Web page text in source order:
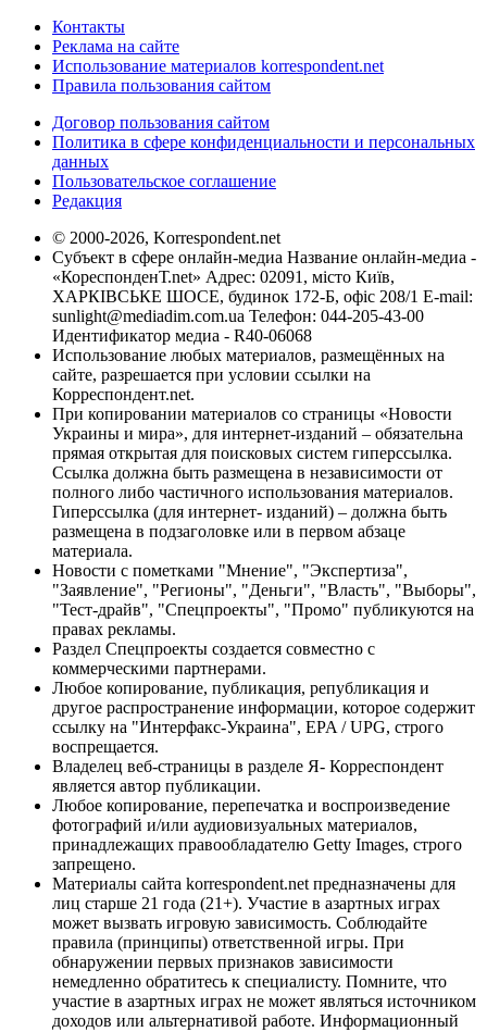
Контакты
Реклама на сайте
Использование материалов korrespondent.net
Правила пользования сайтом
Договор пользования сайтом
Политика в сфере конфиденциальности и персональных
данных
Пользовательское соглашение
Редакция
© 2000-2026, Korrespondent.net
Субъект в сфере онлайн-медиа Название онлайн-медиа -
«КореспонденТ.net» Адрес: 02091, місто Київ,
ХАРКІВСЬКЕ ШОСЕ, будинок 172-Б, офіс 208/1 E-mail:
sunlight@mediadim.com.ua Телефон: 044-205-43-00
Идентификатор медиа - R40-06068
Использование любых материалов, размещённых на
сайте, разрешается при условии ссылки на
Корреспондент.net.
При копировании материалов со страницы «Новости
Украины и мира», для интернет-изданий – обязательна
прямая открытая для поисковых систем гиперссылка.
Ссылка должна быть размещена в независимости от
полного либо частичного использования материалов.
Гиперссылка (для интернет- изданий) – должна быть
размещена в подзаголовке или в первом абзаце
материала.
Новости с пометками "Мнение", "Экспертиза",
"Заявление", "Регионы", "Деньги", "Власть", "Выборы",
"Тест-драйв", "Спецпроекты", "Промо" публикуются на
правах рекламы.
Раздел Спецпроекты создается совместно с
коммерческими партнерами.
Любое копирование, публикация, републикация и
другое распространение информации, которое содержит
ссылку на "Интерфакс-Украина", EPA / UPG, строго
воспрещается.
Владелец веб-страницы в разделе Я- Корреспондент
является автор публикации.
Любое копирование, перепечатка и воспроизведение
фотографий и/или аудиовизуальных материалов,
принадлежащих правообладателю Getty Images, строго
запрещено.
Материалы сайта korrespondent.net предназначены для
лиц старше 21 года (21+). Участие в азартных играх
может вызвать игровую зависимость. Соблюдайте
правила (принципы) ответственной игры. При
обнаружении первых признаков зависимости
немедленно обратитесь к специалисту. Помните, что
участие в азартных играх не может являться источником
доходов или альтернативой работе. Информационный